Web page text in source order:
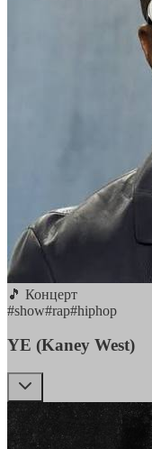
🎵 Концерт
#show#rap#hiphop
YE (Kaney West)